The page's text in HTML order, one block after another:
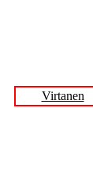
Virtanen